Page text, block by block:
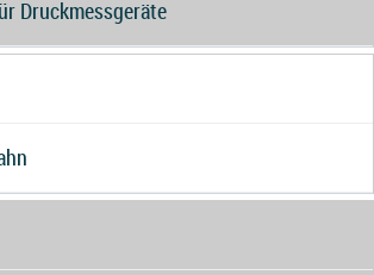
Druckmessgeräte